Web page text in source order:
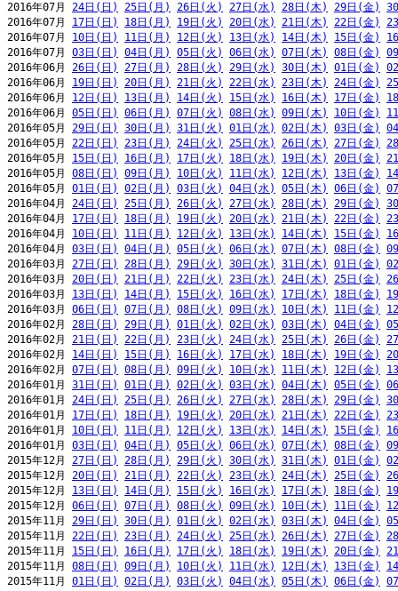
2016年07月 24日(日) 25日(月) 26日(火) 27日(水) 28日(木) 29日(金)
2016年07月 17日(日) 18日(月) 19日(火) 20日(水) 21日(木) 22日(金)
2016年07月 10日(日) 11日(月) 12日(火) 13日(水) 14日(木) 15日(金)
2016年07月 03日(日) 04日(月) 05日(火) 06日(水) 07日(木) 08日(金)
2016年06月 26日(日) 27日(月) 28日(火) 29日(水) 30日(木) 01日(金)
2016年06月 19日(日) 20日(月) 21日(火) 22日(水) 23日(木) 24日(金)
2016年06月 12日(日) 13日(月) 14日(火) 15日(水) 16日(木) 17日(金)
2016年06月 05日(日) 06日(月) 07日(火) 08日(水) 09日(木) 10日(金)
2016年05月 29日(日) 30日(月) 31日(火) 01日(水) 02日(木) 03日(金)
2016年05月 22日(日) 23日(月) 24日(火) 25日(水) 26日(木) 27日(金)
2016年05月 15日(日) 16日(月) 17日(火) 18日(水) 19日(木) 20日(金)
2016年05月 08日(日) 09日(月) 10日(火) 11日(水) 12日(木) 13日(金)
2016年05月 01日(日) 02日(月) 03日(火) 04日(水) 05日(木) 06日(金)
2016年04月 24日(日) 25日(月) 26日(火) 27日(水) 28日(木) 29日(金)
2016年04月 17日(日) 18日(月) 19日(火) 20日(水) 21日(木) 22日(金)
2016年04月 10日(日) 11日(月) 12日(火) 13日(水) 14日(木) 15日(金)
2016年04月 03日(日) 04日(月) 05日(火) 06日(水) 07日(木) 08日(金)
2016年03月 27日(日) 28日(月) 29日(火) 30日(水) 31日(木) 01日(金)
2016年03月 20日(日) 21日(月) 22日(火) 23日(水) 24日(木) 25日(金)
2016年03月 13日(日) 14日(月) 15日(火) 16日(水) 17日(木) 18日(金)
2016年03月 06日(日) 07日(月) 08日(火) 09日(水) 10日(木) 11日(金)
2016年02月 28日(日) 29日(月) 01日(火) 02日(水) 03日(木) 04日(金)
2016年02月 21日(日) 22日(月) 23日(火) 24日(水) 25日(木) 26日(金)
2016年02月 14日(日) 15日(月) 16日(火) 17日(水) 18日(木) 19日(金)
2016年02月 07日(日) 08日(月) 09日(火) 10日(水) 11日(木) 12日(金)
2016年01月 31日(日) 01日(月) 02日(火) 03日(水) 04日(木) 05日(金)
2016年01月 24日(日) 25日(月) 26日(火) 27日(水) 28日(木) 29日(金)
2016年01月 17日(日) 18日(月) 19日(火) 20日(水) 21日(木) 22日(金)
2016年01月 10日(日) 11日(月) 12日(火) 13日(水) 14日(木) 15日(金)
2016年01月 03日(日) 04日(月) 05日(火) 06日(水) 07日(木) 08日(金)
2015年12月 27日(日) 28日(月) 29日(火) 30日(水) 31日(木) 01日(金)
2015年12月 20日(日) 21日(月) 22日(火) 23日(水) 24日(木) 25日(金)
2015年12月 13日(日) 14日(月) 15日(火) 16日(水) 17日(木) 18日(金)
2015年12月 06日(日) 07日(月) 08日(火) 09日(水) 10日(木) 11日(金)
2015年11月 29日(日) 30日(月) 01日(火) 02日(水) 03日(木) 04日(金)
2015年11月 22日(日) 23日(月) 24日(火) 25日(水) 26日(木) 27日(金)
2015年11月 15日(日) 16日(月) 17日(火) 18日(水) 19日(木) 20日(金)
2015年11月 08日(日) 09日(月) 10日(火) 11日(水) 12日(木) 13日(金)
2015年11月 01日(日) 02日(月) 03日(火) 04日(水) 05日(木) 06日(金)